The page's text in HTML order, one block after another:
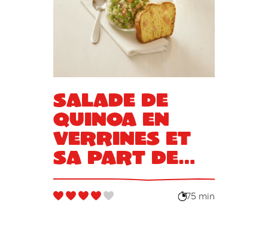
Salade de
quinoa en
verrines et
sa part de
cake au
saumon
75 min